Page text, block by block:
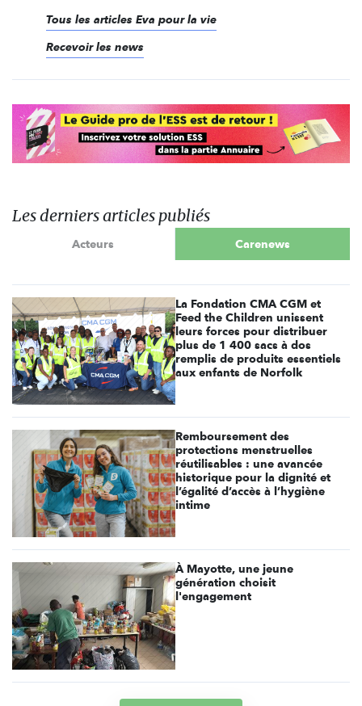
Tous les articles Eva pour la vie
Recevoir les news
Les derniers articles publiés
Acteurs Carenews
La Fondation CMA CGM et
Feed the Children unissent
leurs forces pour distribuer
plus de 1 400 sacs à dos
remplis de produits essentiels
aux enfants de Norfolk
Remboursement des
protections menstruelles
réutilisables : une avancée
historique pour la dignité et
l’égalité d’accès à l’hygiène
intime
À Mayotte, une jeune
génération choisit
l'engagement